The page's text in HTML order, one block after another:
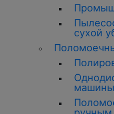
сухой
машины